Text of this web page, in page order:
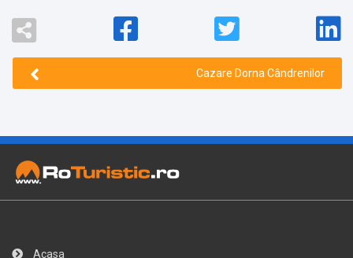
Cazare Dorna Cândrenilor
Acasa